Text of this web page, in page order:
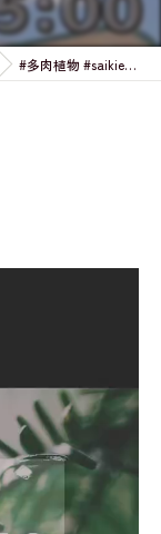
#多肉植物 #saikiengei